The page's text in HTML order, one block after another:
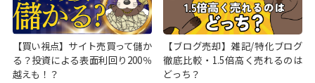
【買い視点】サイト売買って儲か
る？投資による表面利回り200％
越えも！？
【ブログ売却】雑記/特化ブログ
徹底比較・1.5倍高く売れるのは
どっち？